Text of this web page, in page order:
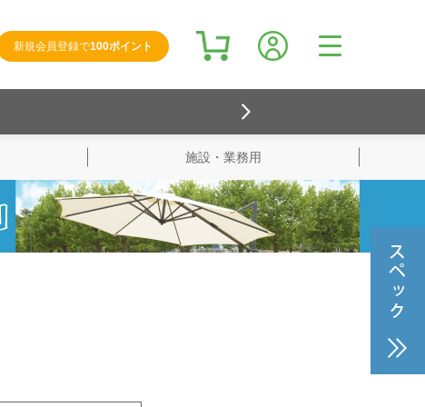
新規会員登録で100ポイント
検索
施設・業務用